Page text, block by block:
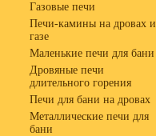
Газовые печи
Печи-камины на дровах и
газе
Маленькие печи для бани
Дровяные печи
длительного горения
Печи для бани на дровах
Металлические печи для
бани